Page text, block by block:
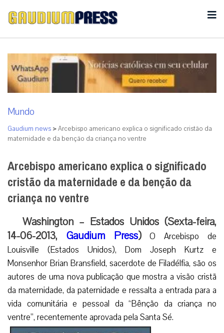
Mundo
Gaudium news >Arcebispo americano explica o significado cristão da
maternidade e da benção da criança no ventre
Arcebispo americano explica o significado
cristão da maternidade e da benção da
criança no ventre
Washington – Estados Unidos (Sexta-feira,
14-06-2013, Gaudium Press)O Arcebispo de
Louisville (Estados Unidos), Dom Joseph Kurtz e
Monsenhor Brian Bransfield, sacerdote de Filadélfia, são os
autores de uma nova publicação que mostra a visão cristã
da maternidade, da paternidade e ressalta a entrada para a
vida comunitária e pessoal da “Bênção da criança no
ventre”, recentemente aprovada pela Santa Sé.